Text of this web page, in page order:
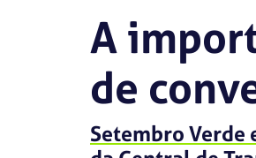
A
de
Setembro Verde